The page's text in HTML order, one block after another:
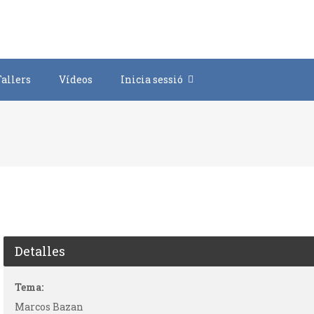
Vídeos Inicia sessió
Detalles
Tema:
Marcos Bazan